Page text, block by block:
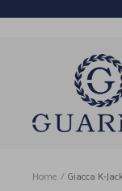
Home Giacca K-